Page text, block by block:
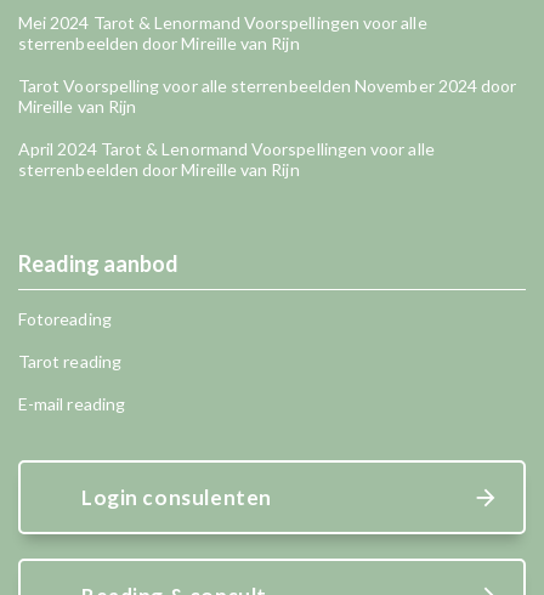
Mei 2024 Tarot & Lenormand Voorspellingen voor alle
sterrenbeelden door Mireille van Rijn
Tarot Voorspelling voor alle sterrenbeelden November 2024 door
Mireille van Rijn
April 2024 Tarot & Lenormand Voorspellingen voor alle
sterrenbeelden door Mireille van Rijn
Reading aanbod
Fotoreading
Tarot reading
E-mail reading
Login consulenten